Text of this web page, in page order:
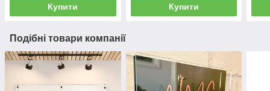
Купити Купити
Подібні товари компанії